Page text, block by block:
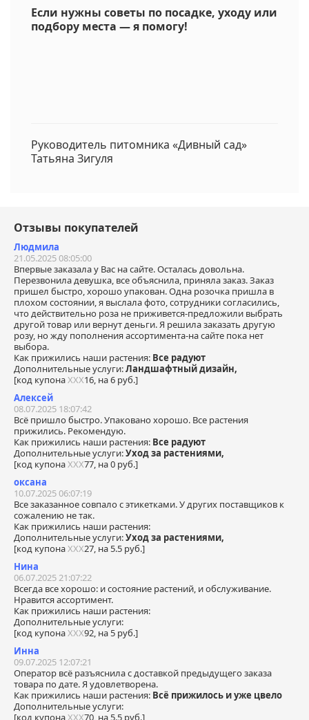
Если нужны советы по посадке, уходу или
подбору места — я помогу!
Руководитель питомника «Дивный сад»
Татьяна Зигуля
Отзывы покупателей
Людмила
21.05.2025 08:05:00
Впервые заказала у Вас на сайте. Осталась довольна.
Перезвонила девушка, все объяснила, приняла заказ. Заказ
пришел быстро, хорошо упакован. Одна розочка пришла в
плохом состоянии, я выслала фото, сотрудники согласились,
что действительно роза не приживется-предложили выбрать
другой товар или вернут деньги. Я решила заказать другую
розу, но жду пополнения ассортимента-на сайте пока нет
выбора.
Как прижились наши растения: Все радуют
Дополнительные услуги:Ландшафтный дизайн,
[код купонаХХХ16, на 6 руб.]
Алексей
08.07.2025 18:07:42
Всё пришло быстро. Упаковано хорошо. Все растения
прижились. Рекомендую.
Как прижились наши растения: Все радуют
Дополнительные услуги:Уход за растениями,
[код купонаХХХ77, на 0 руб.]
оксана
10.07.2025 06:07:19
Все заказанное совпало с этикетками. У других поставщиков к
сожалению не так.
Как прижились наши растения:
Дополнительные услуги:Уход за растениями,
[код купонаХХХ27, на 5.5 руб.]
Нина
06.07.2025 21:07:22
Всегда все хорошо: и состояние растений, и обслуживание.
Нравится ассортимент.
Как прижились наши растения:
Дополнительные услуги:
[код купонаХХХ92, на 5 руб.]
Инна
09.07.2025 12:07:21
Оператор всё разъяснила с доставкой предыдущего заказа
товара по дате. Я удовлетворена.
Как прижились наши растения: Всё прижилось и уже цвело
Дополнительные услуги:
[код купонаХХХ70, на 5.5 руб.]